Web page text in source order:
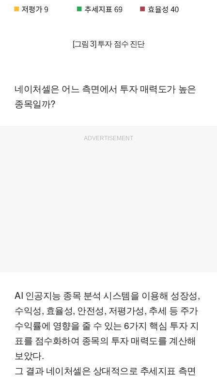
[그림 3] 투자 점수 진단
네이처셀은 어느 측면에서 투자 매력도가 높은
종목일까?
ADVERTISEMENT
AI 인공지능 종목 분석 시스템을 이용해 성장성,
수익성, 효율성, 안전성, 저평가성, 추세 등 주가
수익률에 영향을 줄 수 있는 6가지 핵심 투자 지
표를 점수화하여 종목의 투자 매력도를 계산해
보았다.
그 결과 네이처셀은 상대적으로 추세지표 측면